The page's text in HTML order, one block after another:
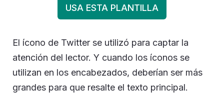
USA ESTA PLANTILLA
El ícono de Twitter se utilizó para captar la
atención del lector. Y cuando los íconos se
utilizan en los encabezados, deberían ser más
grandes para que resalte el texto principal.